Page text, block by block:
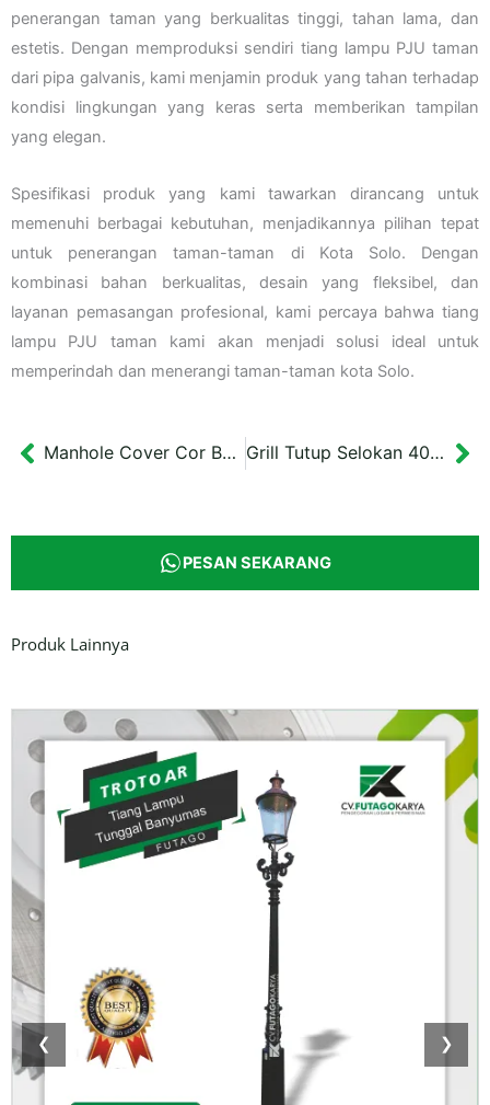
penerangan taman yang berkualitas tinggi, tahan lama, dan
estetis. Dengan memproduksi sendiri tiang lampu PJU taman
dari pipa galvanis, kami menjamin produk yang tahan terhadap
kondisi lingkungan yang keras serta memberikan tampilan
yang elegan.
Spesifikasi produk yang kami tawarkan dirancang untuk
memenuhi berbagai kebutuhan, menjadikannya pilihan tepat
untuk penerangan taman-taman di Kota Solo. Dengan
kombinasi bahan berkualitas, desain yang fleksibel, dan
layanan pemasangan profesional, kami percaya bahwa tiang
lampu PJU taman kami akan menjadi solusi ideal untuk
memperindah dan menerangi taman-taman kota Solo.
Prev Manhole Cover Cor Besi 60×60 cm Dinas Medan Nias Grill Tutup Selokan 40×60 cm Gedung Kuning Yogyakarta
PESAN SEKARANG
Produk Lainnya
❮ ❯